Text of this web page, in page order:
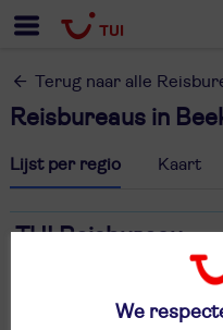
Terug naar alle
Reisbureaus in
Lijst per regio Kaart
TUI Reisbureau
Wethouder Sangersstraat 251
046 - 220 1006
We